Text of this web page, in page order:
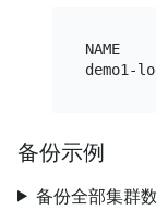
NAME
备份示例
备份全部集群